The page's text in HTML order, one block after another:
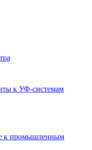
к УФ-системам
к промышленным